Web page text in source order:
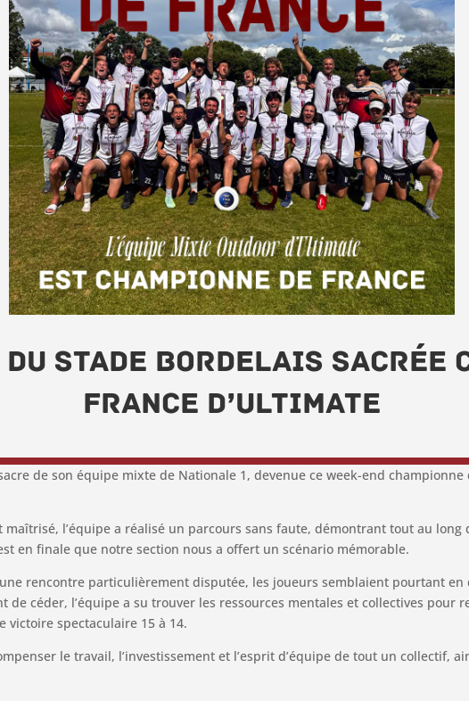
du Stade Bordelais sacrée
France d’Ultimate
de son équipe mixte de Nationale 1, devenue ce week-end
l’équipe a réalisé un parcours sans faute, démontrant tout au long
en finale que notre section nous a offert un scénario mémorable.
une rencontre particulièrement disputée, les joueurs semblaient pourtant
de céder, l’équipe a su trouver les ressources mentales et collectives pour
victoire spectaculaire 15 à 14.
le travail, l’investissement et l’esprit d’équipe de tout un collectif,